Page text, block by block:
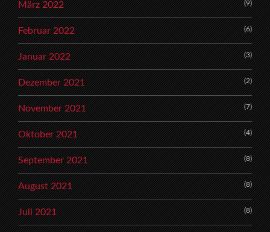
März 2022 (9)
Februar 2022 (6)
Januar 2022 (3)
Dezember 2021 (2)
November 2021 (7)
Oktober 2021 (4)
September 2021 (8)
August 2021 (8)
Juli 2021 (8)